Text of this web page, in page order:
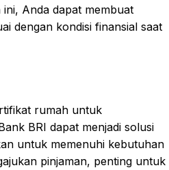
Anda dapat membuat
dengan kondisi finansial saat
rumah untuk
BRI dapat menjadi solusi
untuk memenuhi kebutuhan
pinjaman, penting untuk